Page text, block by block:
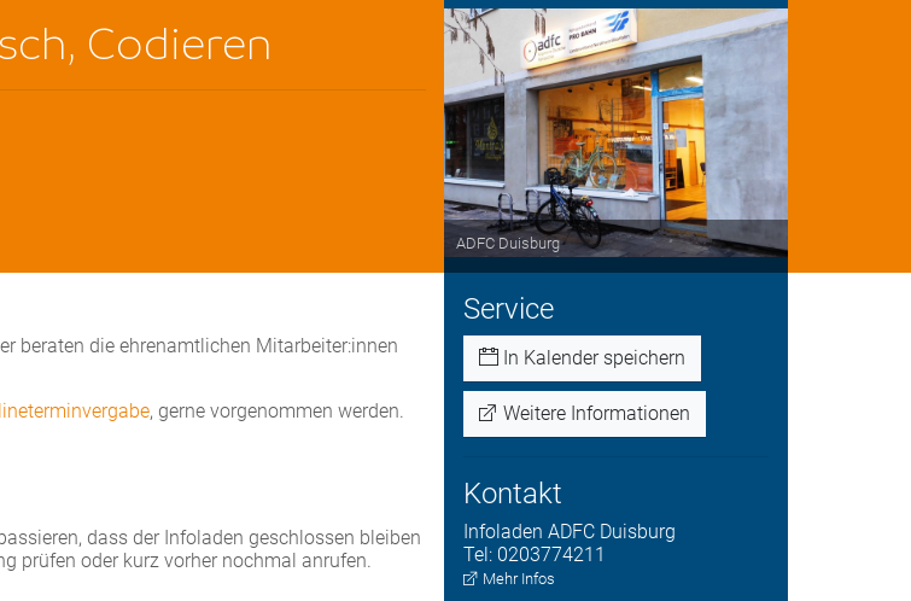
Codieren
ADFC Duisburg
Service
In Kalender speichern
Weitere Informationen
Kontakt
Infoladen ADFC Duisburg
Tel: 0203774211
Mehr Infos
beraten die ehrenamtlichen Mitarbeiter:innen
, gerne vorgenommen werden.
dass der Infoladen geschlossen bleiben
prüfen oder kurz vorher nochmal anrufen.